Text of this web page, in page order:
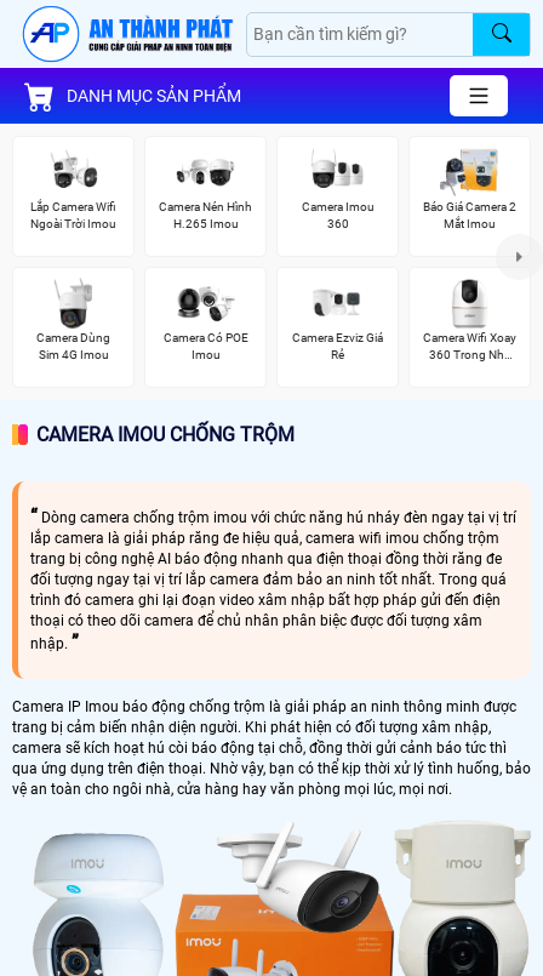
DANH MỤC SẢN PHẨM
Lắp Camera Wifi
Ngoài Trời Imou
Camera Nén Hình
H.265 Imou
Camera Imou
360
Báo Giá Camera 2
Mắt Imou
Camera Dùng
Sim 4G Imou
Camera Có POE
Imou
Camera Ezviz Giá
Rẻ
Camera Wifi Xoay
360 Trong Nhà
CAMERA IMOU CHỐNG TRỘM
Dòng camera chống trộm imou với chức năng hú nháy đèn ngay tại vị trí
lắp camera là giải pháp răng đe hiệu quả, camera wifi imou chống trộm
trang bị công nghệ AI báo động nhanh qua điện thoại đồng thời răng đe
đối tượng ngay tại vị trí lắp camera đảm bảo an ninh tốt nhất. Trong quá
trình đó camera ghi lại đoạn video xâm nhập bất hợp pháp gửi đến điện
thoại có theo dõi camera để chủ nhân phân biệc được đối tượng xâm
nhập.
Camera IP Imou báo động chống trộm là giải pháp an ninh thông minh được
trang bị cảm biến nhận diện người. Khi phát hiện có đối tượng xâm nhập,
camera sẽ kích hoạt hú còi báo động tại chỗ, đồng thời gửi cảnh báo tức thì
qua ứng dụng trên điện thoại. Nhờ vậy, bạn có thể kịp thời xử lý tình huống, bảo
vệ an toàn cho ngôi nhà, cửa hàng hay văn phòng mọi lúc, mọi nơi.